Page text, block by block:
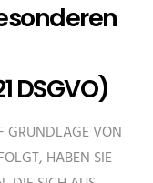
DSGVO)
GRUNDLAGE VON
HABEN SIE